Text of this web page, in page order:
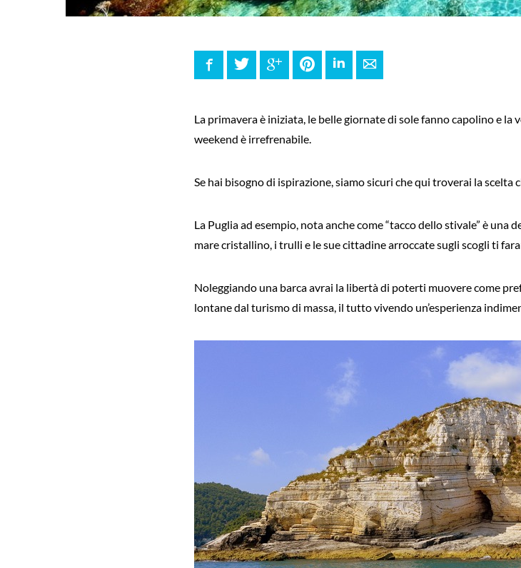
FacebookTwitter Google+ PinterestLinkedInE-mail
La primavera è iniziata, le belle giornate di sole fanno capolino e la
weekend è irrefrenabile.
Se hai bisogno di ispirazione, siamo sicuri che qui troverai la scelta
La Puglia ad esempio, nota anche come “tacco dello stivale” è una
mare cristallino, i trulli e le sue cittadine arroccate sugli scogli ti
Noleggiando una barca avrai la libertà di poterti muovere come
lontane dal turismo di massa, il tutto vivendo un’esperienza